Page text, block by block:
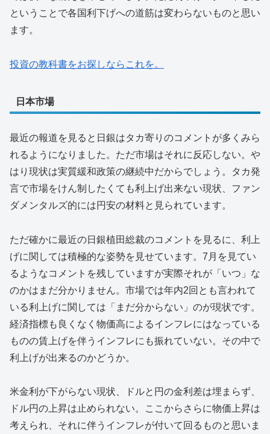
ということで各国利下げへの道筋は変わらないものと思い
ます。
投資の教科書をお探しならこれを。
日本市場
最近の報道を見ると日銀はタカ寄りのコメントが多くみら
れるようになりました。ただ市場はそれに反応しない。や
はり現状は実質緩和政策の継続中だからでしょう。タカ発
言で市場をけん制したくても利上げ出来ない現状、ファン
ダメンタルズ的には円安の材料と見られています。
ただ確かに最近の日銀植田総裁のコメントを見るに、利上
げに関しては積極的な姿勢を見せています。7月を見てい
るようなコメントを残していますが実際それが「いつ」な
のかはまだ分かりません。市場では年内2回とも言われて
いる利上げに関しては「まだ分からない」のが現状です。
経済指標も良くなく物価高によるインフレにはなっている
ものの賃上げを伴うインフレにも振れていない。その中で
利上げが出来るのかどうか。
米金利が下がらない現状、ドルと円の金利差は埋まらず、
ドル円の上昇は止められない。ここからさらに物価上昇は
考えられ、それに伴うインフレが付いて回るものと思いま